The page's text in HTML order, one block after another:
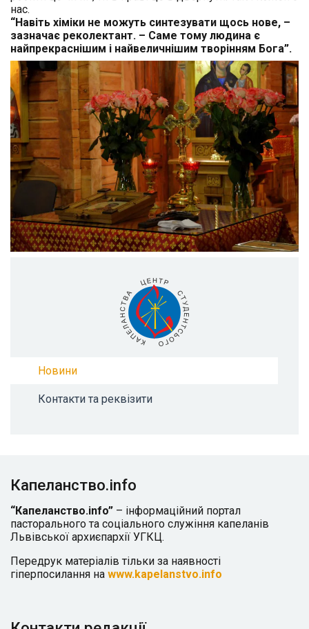
нас.
“Навіть хіміки не можуть синтезувати щось нове, –
зазначає реколектант. – Саме тому людина є
найпрекраснішим і найвеличнішим творінням Бога”.
Новини
Контакти та реквізити
Капеланство.info
“Капеланство.info” – інформаційний портал
пасторального та соціального служіння капеланів
Львівської архиєпархії УГКЦ.
Передрук матеріалів тільки за наявності
гіперпосилання на www.kapelanstvo.info